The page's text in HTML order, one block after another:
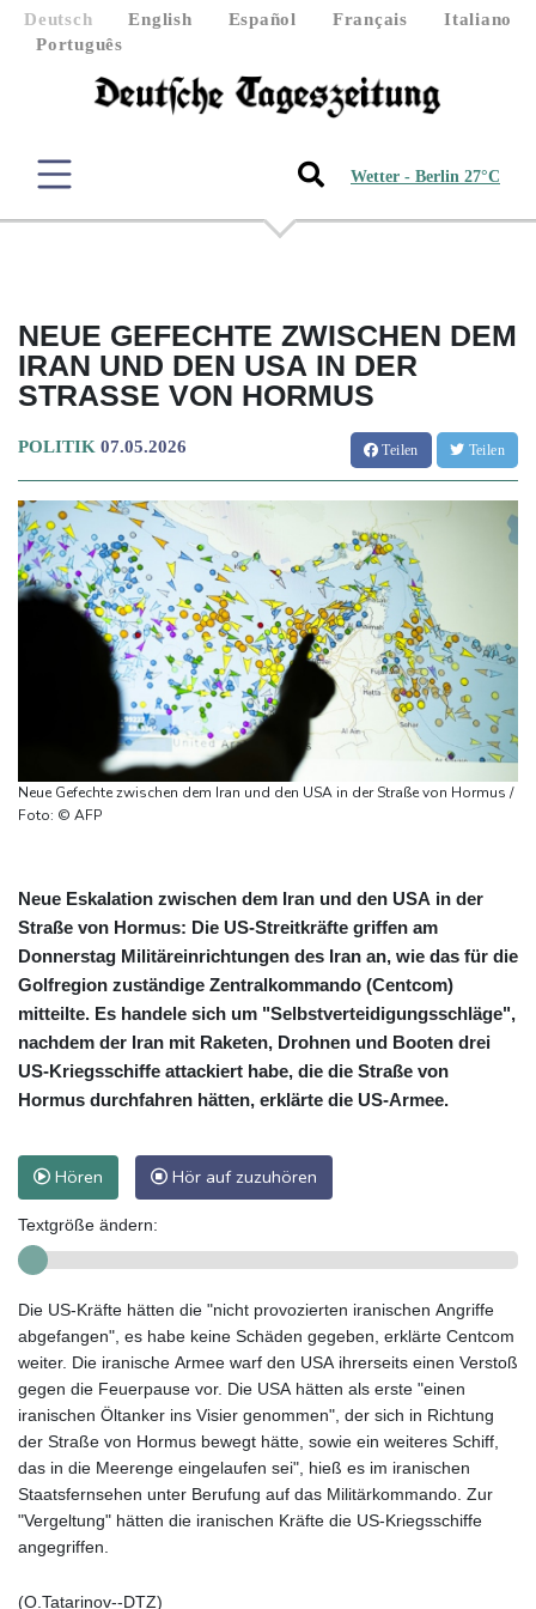
Deutsch English Español Français
Italiano
Português
Wetter - Berlin 27°C
NEUE GEFECHTE ZWISCHEN DEM
IRAN UND DEN USA IN DER
STRASSE VON HORMUS
POLITIK 07.05.2026 Teilen Teilen
Neue Gefechte zwischen dem Iran und den USA in der Straße von Hormus /
Foto: © AFP
Neue Eskalation zwischen dem Iran und den USA in der
Straße von Hormus: Die US-Streitkräfte griffen am
Donnerstag Militäreinrichtungen des Iran an, wie das für die
Golfregion zuständige Zentralkommando (Centcom)
mitteilte. Es handele sich um "Selbstverteidigungsschläge",
nachdem der Iran mit Raketen, Drohnen und Booten drei
US-Kriegsschiffe attackiert habe, die die Straße von
Hormus durchfahren hätten, erklärte die US-Armee.
Hören Hör auf zuzuhören
Textgröße ändern:
Die US-Kräfte hätten die "nicht provozierten iranischen Angriffe
abgefangen", es habe keine Schäden gegeben, erklärte Centcom
weiter. Die iranische Armee warf den USA ihrerseits einen Verstoß
gegen die Feuerpause vor. Die USA hätten als erste "einen
iranischen Öltanker ins Visier genommen", der sich in Richtung
der Straße von Hormus bewegt hätte, sowie ein weiteres Schiff,
das in die Meerenge eingelaufen sei", hieß es im iranischen
Staatsfernsehen unter Berufung auf das Militärkommando. Zur
"Vergeltung" hätten die iranischen Kräfte die US-Kriegsschiffe
angegriffen.
(O.Tatarinov--DTZ)